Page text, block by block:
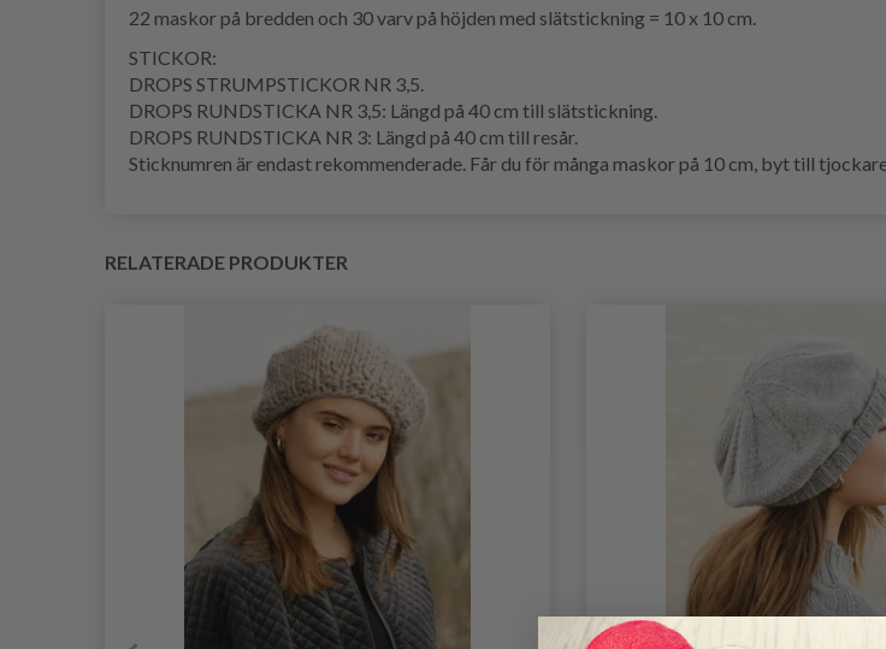
22 maskor på bredden och 30 varv på höjden med slätstickning = 10 x 10 cm.
STICKOR:
DROPS STRUMPSTICKOR NR 3,5.
DROPS RUNDSTICKA NR 3,5: Längd på 40 cm till slätstickning.
DROPS RUNDSTICKA NR 3: Längd på 40 cm till resår.
Sticknumren är endast rekommenderade. Får du för många maskor på 10 cm, byt till
RELATERADE PRODUKTER